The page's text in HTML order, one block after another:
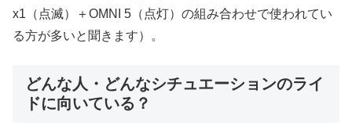
x1（点滅）＋OMNI 5（点灯）の組み合わせで使われてい
る方が多いと聞きます）。
どんな人・どんなシチュエーションのライ
ドに向いている？